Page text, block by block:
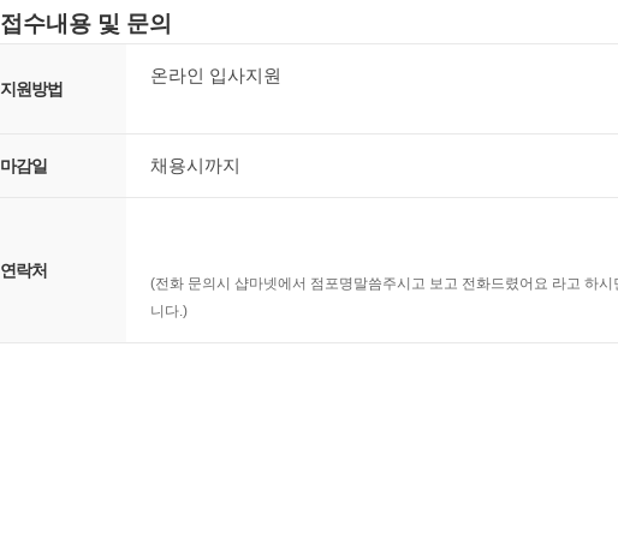
접수내용 및 문의
지원방법
온라인 입사지원
마감일 채용시까지
연락처
(전화 문의시 샵마넷에서 점포명말씀주시고 보고 전화드렸어요 라고 하시
니다.)